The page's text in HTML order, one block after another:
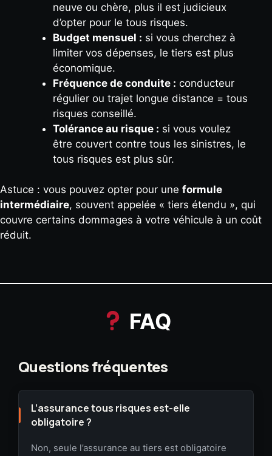
neuve ou chère, plus il est judicieux
d’opter pour le tous risques.
Budget mensuel : si vous cherchez à
limiter vos dépenses, le tiers est plus
économique.
Fréquence de conduite : conducteur
régulier ou trajet longue distance = tous
risques conseillé.
Tolérance au risque : si vous voulez
être couvert contre tous les sinistres, le
tous risques est plus sûr.
Astuce : vous pouvez opter pour une formule
intermédiaire, souvent appelée « tiers étendu », qui
couvre certains dommages à votre véhicule à un coût
réduit.
FAQ
L’assurance tous risques est-elle
obligatoire ?
Non, seule l’assurance au tiers est obligatoire